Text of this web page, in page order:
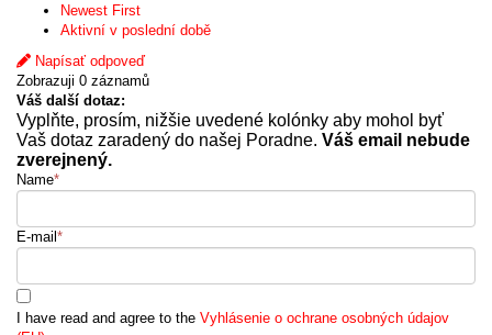
Newest First
Aktivní v poslední době
Napísať odpoveď
Zobrazuji 0 záznamů
Váš další dotaz:
Vyplňte, prosím, nižšie uvedené kolónky aby mohol byť
Vaš dotaz zaradený do našej Poradne. Váš email nebude
zverejnený.
Name*
E-mail *
I have read and agree to the Vyhlásenie o ochrane osobných údajov